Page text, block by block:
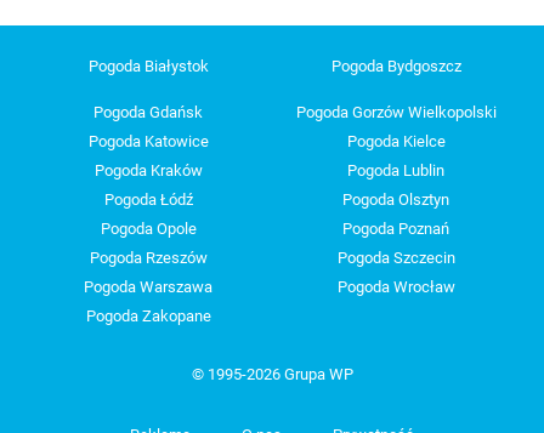
Pogoda Białystok Pogoda Bydgoszcz
Pogoda Gdańsk
Pogoda Gorzów Wielkopolski
Pogoda Katowice
Pogoda Kielce
Pogoda Kraków
Pogoda Lublin
Pogoda Łódź
Pogoda Olsztyn
Pogoda Opole
Pogoda Poznań
Pogoda Rzeszów
Pogoda Szczecin
Pogoda Warszawa
Pogoda Wrocław
Pogoda Zakopane
© 1995-2026 Grupa WP